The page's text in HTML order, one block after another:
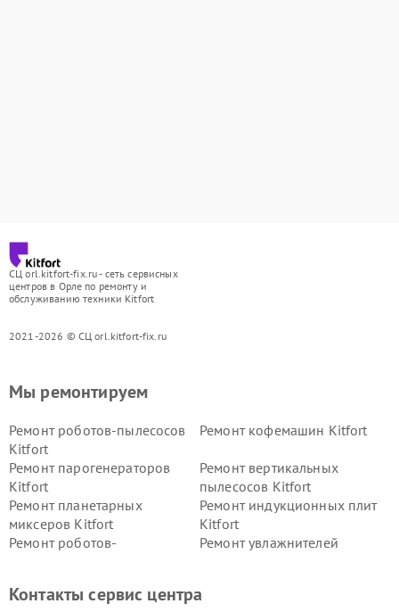
СЦ orl.kitfort-fix.ru - сеть сервисных
центров в Орле по ремонту и
обслуживанию техники Kitfort
2021-2026 © СЦ orl.kitfort-fix.ru
Мы ремонтируем
Ремонт роботов-пылесосов
Kitfort
Ремонт кофемашин Kitfort
Ремонт парогенераторов
Kitfort
Ремонт вертикальных
пылесосов Kitfort
Ремонт планетарных
миксеров Kitfort
Ремонт индукционных плит
Kitfort
Ремонт роботов-
Ремонт увлажнителей
Kitfort
Kitfort
Контакты сервис центра